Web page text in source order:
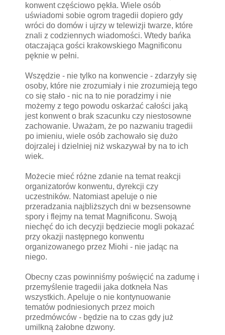
konwent częściowo pękła. Wiele osób
uświadomi sobie ogrom tragedii dopiero gdy
wróci do domów i ujrzy w telewizji twarze, które
znali z codziennych wiadomości. Wtedy bańka
otaczająca gości krakowskiego Magnificonu
pęknie w pełni.
Wszędzie - nie tylko na konwencie - zdarzyły się
osoby, które nie zrozumiały i nie zrozumieją tego
co się stało - nic na to nie poradzimy i nie
możemy z tego powodu oskarżać całości jaką
jest konwent o brak szacunku czy niestosowne
zachowanie. Uważam, że po nazwaniu tragedii
po imieniu, wiele osób zachowało się dużo
dojrzalej i dzielniej niż wskazywał by na to ich
wiek.
Możecie mieć różne zdanie na temat reakcji
organizatorów konwentu, dyrekcji czy
uczestników. Natomiast apeluje o nie
przeradzania najbliższych dni w bezsensowne
spory i flejmy na temat Magnificonu. Swoją
niechęć do ich decyzji będziecie mogli pokazać
przy okazji następnego konwentu
organizowanego przez Miohi - nie jadąc na
niego.
Obecny czas powinniśmy poświęcić na zadumę i
przemyślenie tragedii jaka dotkneła Nas
wszystkich. Apeluje o nie kontynuowanie
tematów podniesionych przez moich
przedmówców - będzie na to czas gdy już
umilkną żałobne dzwony.